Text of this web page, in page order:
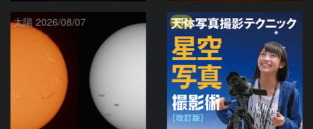
太陽 2026/08/07 PR